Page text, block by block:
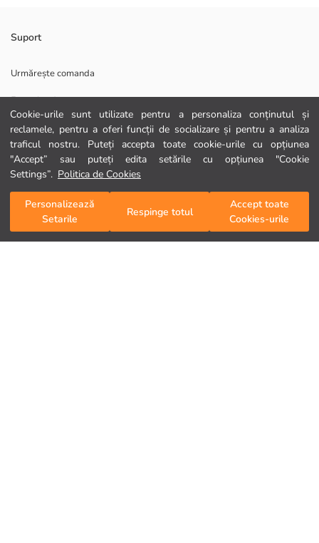
Cookie-urile sunt utilizate pentru a personaliza conținutul și
reclamele, pentru a oferi funcții de socializare și pentru a analiza
traficul nostru. Puteți accepta toate cookie-urile cu opțiunea
"Accept” sau puteți edita setările cu opțiunea "Cookie
Settings”. Politica de Cookies
Personalizează
Setarile
Respinge totul
Accept toate
Cookies-urile
Adaugă în coș
Pachet de 5 șosete sport pentru femei, cu o structură flexibilă a
materialului. Croială până la gleznă.
Material Principal Dark Green:
Material Principal Ecru:
Material Principal Light Green:
Material Principal Light Grey Melange:
Țară de origine:
Marcă:
Conținutul pachetului:
Grosime:
Suport
Urmărește comanda
Formular de contact
0372 786 111
AJUTOR
Întrebări frecvente
Retur
Urmărește-ne